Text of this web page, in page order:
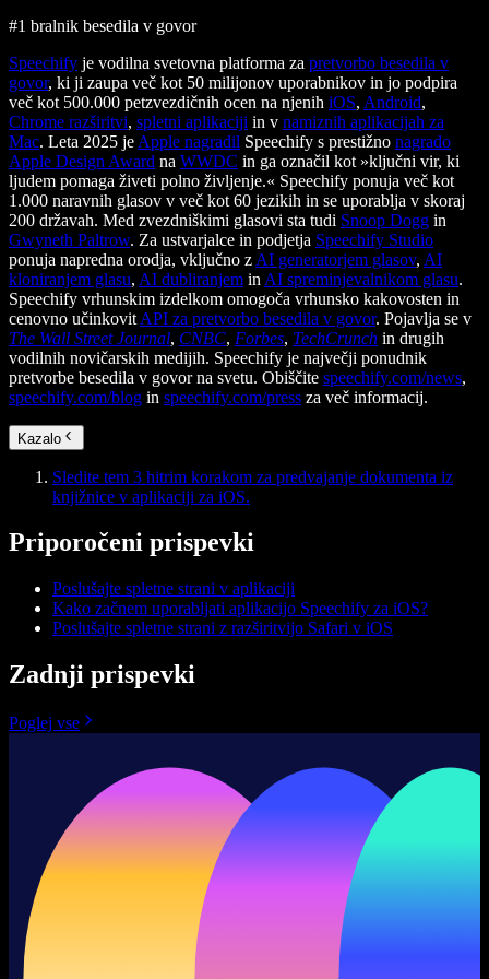
#1 bralnik besedila v govor
Speechify je vodilna svetovna platforma za pretvorbo besedila v
govor, ki ji zaupa več kot 50 milijonov uporabnikov in jo podpira
več kot 500.000 petzvezdičnih ocen na njenih iOS, Android,
Chrome razširitvi, spletni aplikaciji in v namiznih aplikacijah za
Mac. Leta 2025 je Apple nagradil Speechify s prestižno nagrado
Apple Design Award na WWDC in ga označil kot »ključni vir, ki
ljudem pomaga živeti polno življenje.« Speechify ponuja več kot
1.000 naravnih glasov v več kot 60 jezikih in se uporablja v skoraj
200 državah. Med zvezdniškimi glasovi sta tudi Snoop Dogg in
Gwyneth Paltrow. Za ustvarjalce in podjetja Speechify Studio
ponuja napredna orodja, vključno z AI generatorjem glasov, AI
kloniranjem glasu, AI dubliranjem in AI spreminjevalnikom glasu.
Speechify vrhunskim izdelkom omogoča vrhunsko kakovosten in
cenovno učinkovit API za pretvorbo besedila v govor. Pojavlja se v
The Wall Street Journal, CNBC, Forbes, TechCrunch in drugih
vodilnih novičarskih medijih. Speechify je največji ponudnik
pretvorbe besedila v govor na svetu. Obiščite speechify.com/news,
speechify.com/blog in speechify.com/press za več informacij.
Kazalo
Sledite tem 3 hitrim korakom za predvajanje dokumenta iz
knjižnice v aplikaciji za iOS.
Priporočeni prispevki
Poslušajte spletne strani v aplikaciji
Kako začnem uporabljati aplikacijo Speechify za iOS?
Poslušajte spletne strani z razširitvijo Safari v iOS
Zadnji prispevki
Poglej vse